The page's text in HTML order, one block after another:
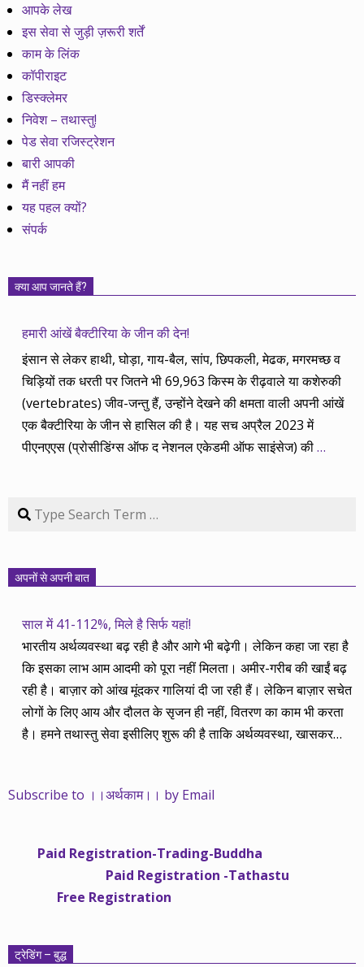
आपके लेख
इस सेवा से जुड़ी ज़रूरी शर्तें
काम के लिंक
कॉपीराइट
डिस्क्लेमर
निवेश – तथास्तु!
पेड सेवा रजिस्ट्रेशन
बारी आपकी
मैं नहीं हम
यह पहल क्यों?
संपर्क
क्या आप जानते हैं?
हमारी आंखें बैक्टीरिया के जीन की देन!
इंसान से लेकर हाथी, घोड़ा, गाय-बैल, सांप, छिपकली, मेढक, मगरमच्छ व
चिड़ियों तक धरती पर जितने भी 69,963 किस्म के रीढ़वाले या कशेरुकी
(vertebrates) जीव-जन्तु हैं, उन्होंने देखने की क्षमता वाली अपनी आंखें
एक बैक्टीरिया के जीन से हासिल की है। यह सच अप्रैल 2023 में
पीएनएएस (प्रोसीडिंग्स ऑफ द नेशनल एकेडमी ऑफ साइंसेज) की…
Search
अपनों से अपनी बात
साल में 41-112%, मिले है सिर्फ यहां!
भारतीय अर्थव्यवस्था बढ़ रही है और आगे भी बढ़ेगी। लेकिन कहा जा रहा है
कि इसका लाभ आम आदमी को पूरा नहीं मिलता। अमीर-गरीब की खाईं बढ़
रही है। बाज़ार को आंख मूंदकर गालियां दी जा रही हैं। लेकिन बाज़ार सचेत
लोगों के लिए आय और दौलत के सृजन ही नहीं, वितरण का काम भी करता
है। हमने तथास्तु सेवा इसीलिए शुरू की है ताकि अर्थव्यवस्था, खासकर
महंगाई की दर 10 प्रतिशत से ऊपर रहती है। वे भागकर जाते हैं सोने और
साढ़े चार सालों से अर्थकाम से जुड़े हैं, वे हमारी ईमानदारी और सत्यनिष्ठा से
भलीभांति वाकिफ हैं। शुरू में हम भी कच्चे थे तो बाज़ार के उस्तादों के जाल
में फंस गए। गलतियां कीं। लेकिन जैसे ही समझ में आया, खटाक से उनसे
मजबूत आधार और गहन रिसर्च के साथ। उसी का नतीजा है कि हमारी
Subscribe to ।।अर्थकाम।। by Email
Paid Registration-Trading-Buddha
Paid Registration -Tathastu
Free Registration
ट्रेडिंग – बुद्ध